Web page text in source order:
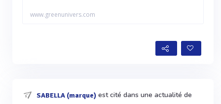
www.greenunivers.com
SABELLA (marque) est cité dans une actualité de